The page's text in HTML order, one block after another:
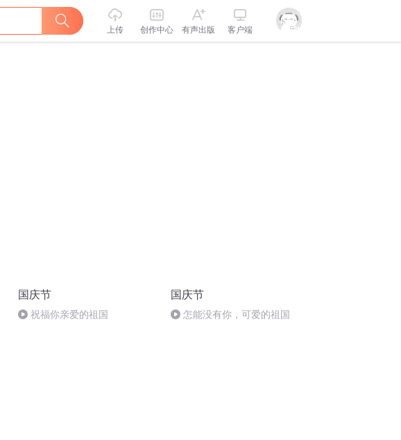
上传 创作中心 有声出版 客户端
国庆节
祝福你亲爱的祖国
国庆节
怎能没有你，可爱的祖国